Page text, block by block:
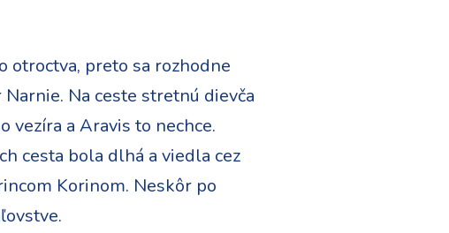
otroctva, preto sa rozhodne
Na ceste stretnú dievča
vezíra a Aravis to nechce.
cesta bola dlhá a viedla cez
Korinom. Neskôr po